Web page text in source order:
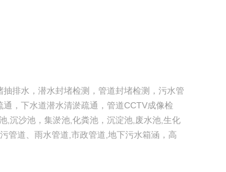
排水，潜水封堵检测，管道封堵检测，污水管
，下水道潜水清淤疏通，管道CCTV成像检
,沉沙池，集淤池,化粪池，沉淀池,废水池,生化
管道、雨水管道,市政管道,地下污水箱涵，高